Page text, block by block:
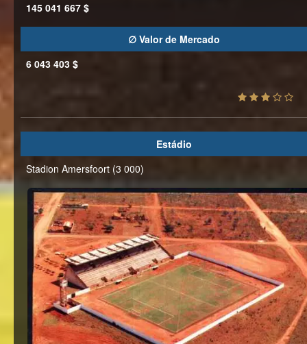
145 041 667 $
∅ Valor de Mercado
6 043 403 $
Estádio
Stadion Amersfoort (3 000)